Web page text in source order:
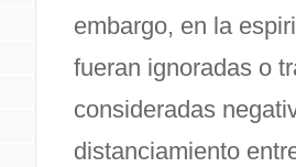
embargo, en la
fueran ignoradas o
consideradas
distanciamiento